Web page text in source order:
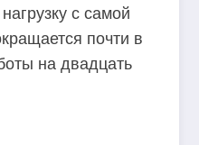
с самой
почти в
на двадцать